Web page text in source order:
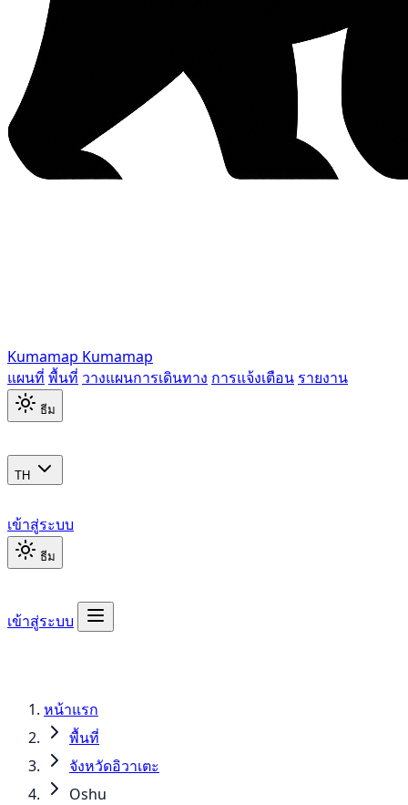
Kumamap Kumamap
แผนที่ พื้นที่ วางแผนการเดินทาง การแจ้งเตือน รายงาน
ธีม
TH
เข้าสู่ระบบ
ธีม
เข้าสู่ระบบ
หน้าแรก
พื้นที่
จังหวัดอิวาเตะ
Oshu